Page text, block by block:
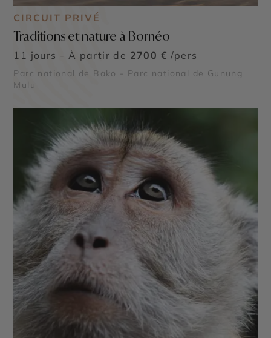
CIRCUIT PRIVÉ
Traditions et nature à Bornéo
11 jours - À partir de 2700 € /pers
Parc national de Bako - Parc national de Gunung
Mulu